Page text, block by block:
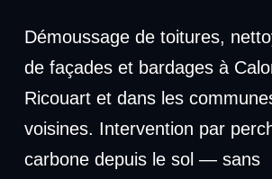
Démoussage de toitures,
de façades et bardages à
Ricouart et dans les
voisines. Intervention par
carbone depuis le sol — sans